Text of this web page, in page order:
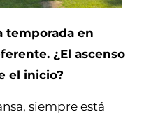
temporada en
¿El ascenso
el inicio?
siempre está